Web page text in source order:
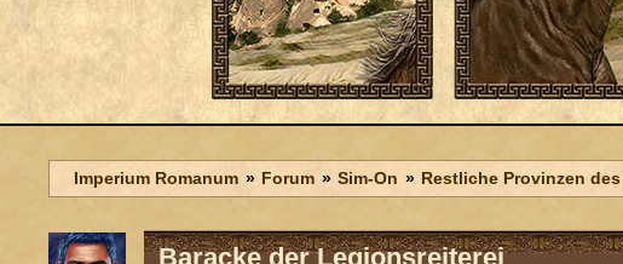
Imperium Romanum Forum Sim-On Restliche Provinzen
Baracke der Legionsreiterei